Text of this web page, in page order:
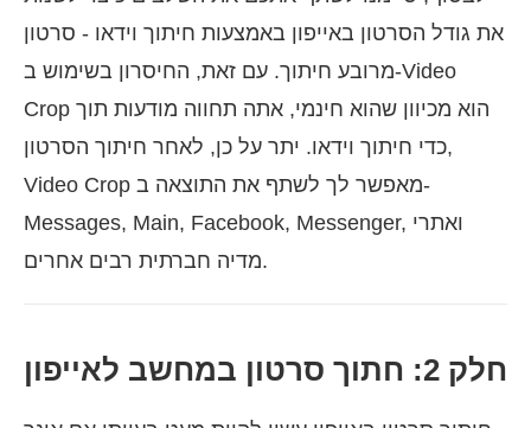
את גודל הסרטון באייפון באמצעות חיתוך וידאו - סרטון
מרובע חיתוך. עם זאת, החיסרון בשימוש ב-Video
Crop הוא מכיוון שהוא חינמי, אתה תחווה מודעות תוך
כדי חיתוך וידאו. יתר על כן, לאחר חיתוך הסרטון,
Video Crop מאפשר לך לשתף את התוצאה ב-
Messages, Main, Facebook, Messenger, ואתרי
מדיה חברתית רבים אחרים.
חלק 2: חתוך סרטון במחשב לאייפון